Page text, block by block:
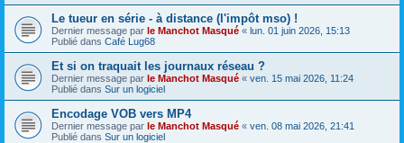
Le tueur en série - à distance (l'impôt mso) !
Dernier message par le Manchot Masqué « lun. 01 juin 2026, 15:13
Publié dans Café Lug68
Et si on traquait les journaux réseau ?
Dernier message par le Manchot Masqué « ven. 15 mai 2026, 11:24
Publié dans Sur un logiciel
Encodage VOB vers MP4
Dernier message par le Manchot Masqué « ven. 08 mai 2026, 21:41
Publié dans Sur un logiciel